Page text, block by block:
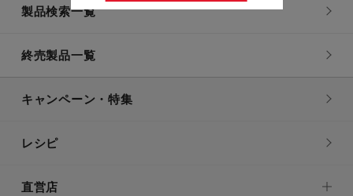
製品検索一覧
終売製品一覧
キャンペーン・特集
レシピ
直営店